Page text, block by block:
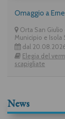
Omaggio a
Orta San Giulio
Municipio e Isola
dal
Elegia del
scapigliate
News